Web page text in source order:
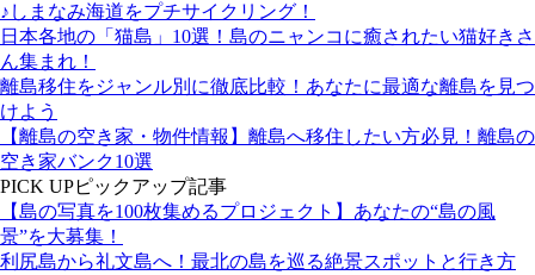
♪しまなみ海道をプチサイクリング！
日本各地の「猫島」10選！島のニャンコに癒されたい猫好きさ
ん集まれ！
離島移住をジャンル別に徹底比較！あなたに最適な離島を見つ
けよう
【離島の空き家・物件情報】離島へ移住したい方必見！離島の
空き家バンク10選
PICK UPピックアップ記事
【島の写真を100枚集めるプロジェクト】あなたの“島の風
景”を大募集！
利尻島から礼文島へ！最北の島を巡る絶景スポットと行き方